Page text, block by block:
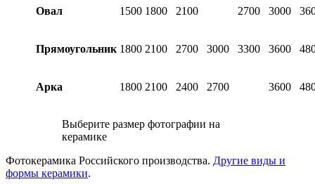
Овал 1500 1800 2100 2700 3000
Прямоугольник 1800 2100 2700 3000 3300 3600
Арка 1800 2100 2400 2700 3600
Выберите размер фотографии на
керамике
Фотокерамика Российского производства. Другие виды и
формы керамики.